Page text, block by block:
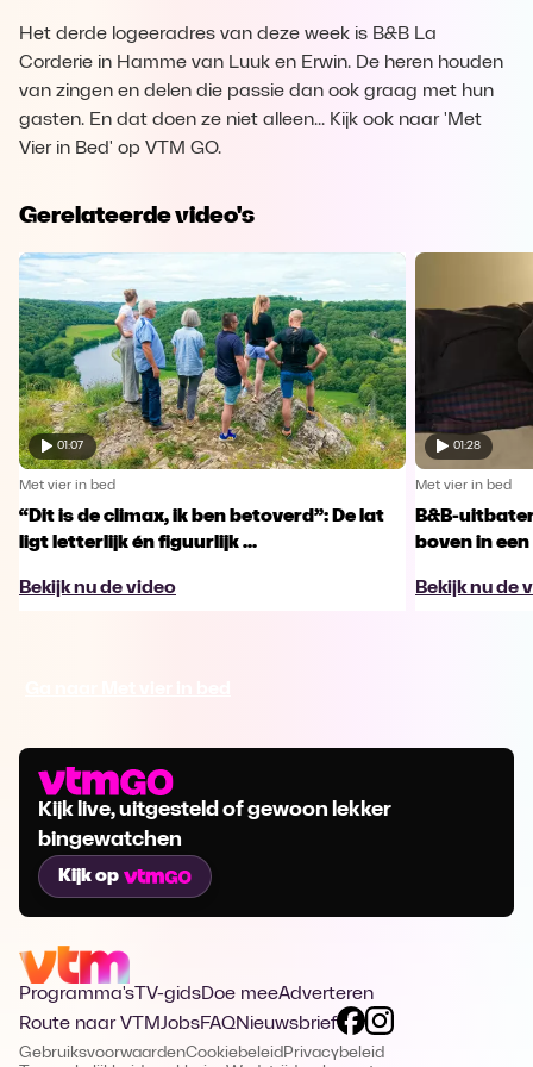
Het derde logeeradres van deze week is B&B La
Corderie in Hamme van Luuk en Erwin. De heren houden
van zingen en delen die passie dan ook graag met hun
gasten. En dat doen ze niet alleen... Kijk ook naar 'Met
Vier in Bed' op VTM GO.
Gerelateerde video's
01:07
Met vier in bed
“Dit is de climax, ik ben betoverd”: De lat
ligt letterlijk én figuurlijk ...
Bekijk nu de video
01:28
Met vier in bed
B&B-
boven in
Bekijk nu de
Kijk live, uitgesteld of gewoon lekker
bingewatchen
Kijk op
Programma's TV-gidsDoe meeAdverteren
Route naar VTMJobsFAQNieuwsbrief
GebruiksvoorwaardenCookiebeleid Privacybeleid